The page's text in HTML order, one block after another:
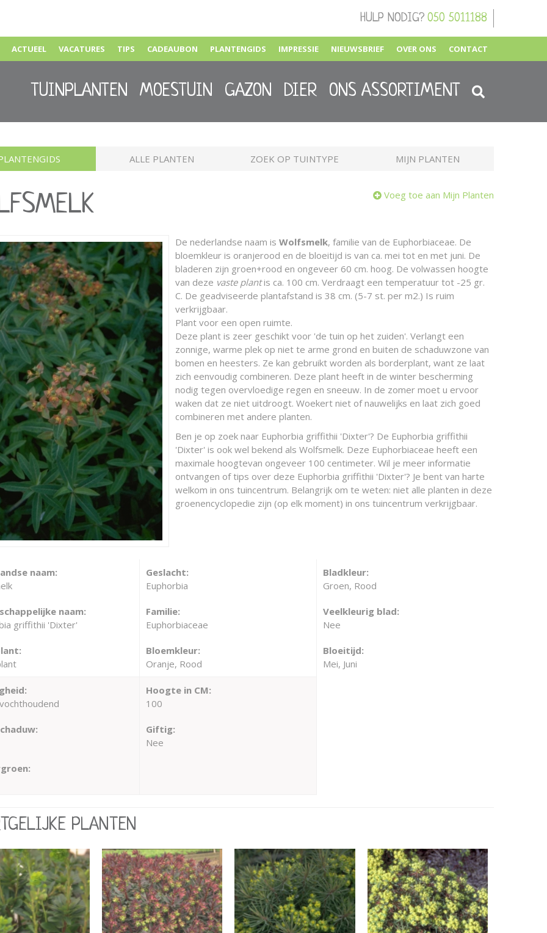
HULP NODIG? 050 5011188
ACTUEEL VACATURES TIPS CADEAUBON PLANTENGIDS IMPRESSIE NIEUWSBRIEF OVER ONS CONTACT
TUINPLANTEN MOESTUIN GAZON DIER ONS ASSORTIMENT
ALLE PLANTEN ZOEK OP TUINTYPE MIJN PLANTEN
Voeg toe aan Mijn Planten
De nederlandse naam is Wolfsmelk, familie van de Euphorbiaceae. De
bloemkleur is oranjerood en de bloeitijd is van ca. mei tot en met juni. De
bladeren zijn groen+rood en ongeveer 60 cm. hoog. De volwassen hoogte
van deze vaste plantis ca. 100 cm. Verdraagt een temperatuur tot -25 gr.
C. De geadviseerde plantafstand is 38 cm. (5-7 st. per m2.) Is ruim
verkrijgbaar.
Plant voor een open ruimte.
Deze plant is zeer geschikt voor 'de tuin op het zuiden'. Verlangt een
zonnige, warme plek op niet te arme grond en buiten de schaduwzone van
bomen en heesters. Ze kan gebruikt worden als borderplant, want ze laat
zich eenvoudig combineren. Deze plant heeft in de winter bescherming
nodig tegen overvloedige regen en sneeuw. In de zomer moet u ervoor
waken dat ze niet uitdroogt. Woekert niet of nauwelijks en laat zich goed
combineren met andere planten.
Ben je op zoek naar Euphorbia griffithii 'Dixter'? De Euphorbia griffithii
'Dixter' is ook wel bekend als Wolfsmelk. Deze Euphorbiaceae heeft een
maximale hoogtevan ongeveer 100 centimeter. Wil je meer informatie
ontvangen of tips over deze Euphorbia griffithii 'Dixter'? Je bent van harte
welkom in ons tuincentrum. Belangrijk om te weten: niet alle planten in deze
groenencyclopedie zijn (op elk moment) in ons tuincentrum verkrijgbaar.
naam:
naam:
griffithii 'Dixter'
Geslacht:
Euphorbia
Familie:
Euphorbiaceae
Bloemkleur:
Oranje, Rood
Bladkleur:
Groen, Rood
Veelkleurig blad:
Nee
Bloeitijd:
Mei, Juni
Hoogte in CM:
100
Giftig:
Nee
PLANTEN